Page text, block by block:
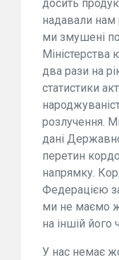
досить
надавали нам
ми змушені
Міністерства
два рази на
статистики
розлучення.
дані
перетин
напрямку.
Федерацією
ми не маємо
на іншій його
У нас немає